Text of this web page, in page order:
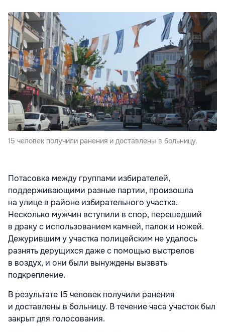
15 человек получили ранения и доставлены в больницу.
Потасовка между группами избирателей,
поддерживающими разные партии, произошла
на улице в районе избирательного участка.
Несколько мужчин вступили в спор, перешедший
в драку с использованием камней, палок и ножей.
Дежурившим у участка полицейским не удалось
разнять дерущихся даже с помощью выстрелов
в воздух, и они были вынуждены вызвать
подкрепление.
В результате 15 человек получили ранения
и доставлены в больницу. В течение часа участок был
закрыт для голосования.